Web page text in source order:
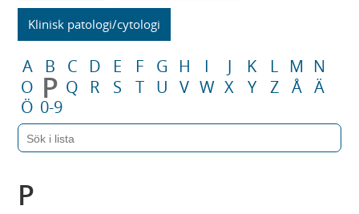
Klinisk patologi/cytologi
A B C D E F G H I J K L M N
O P Q R S T U V W X Y Z Å Ä
Ö 0-9
P